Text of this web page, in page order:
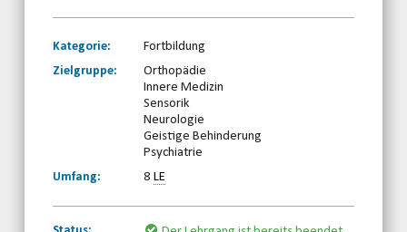
Kategorie:
Fortbildung
Zielgruppe:
Orthopädie
Innere Medizin
Sensorik
Neurologie
Geistige Behinderung
Psychiatrie
Umfang:
8LE